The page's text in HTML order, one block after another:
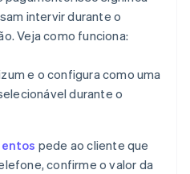
intervir durante o
Veja como funciona:
e o configura como uma
durante o
pede ao cliente que
confirme o valor da